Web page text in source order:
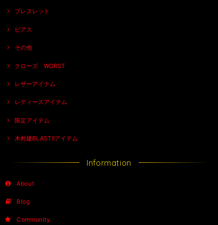
ブレスレット
ピアス
その他
クローズ WORST
レザーアイテム
レディースアイテム
限定アイテム
木村建BLAST!!アイテム
Information
About
Blog
Community